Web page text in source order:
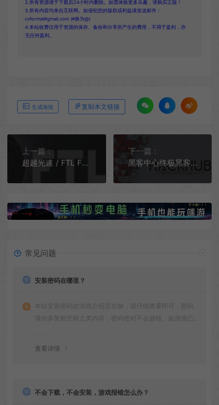
2.所有资源请于下载后24小时内删除。如需体验更多乐趣，请购买正版！
3.所有内容均来自互联网。如侵犯您的版权或利益请发送邮件：
cvformat#gmail.com (#换为@)
4.本站收费仅用于资源的保存、备份和分享所产生的费用，不用于盈利，亦
无任何盈利。
生成海报 复制本文链接
上一篇：
超越光速 / FTL Faster Than Light 类肉鸽太空船模拟游戏
下一篇：
黑客中心终极黑客模拟器 / HackHub Ultimate Hacker Simulator 网络模拟游戏
常见问题
安装密码在哪里？
本站安装密码在游戏介绍页右侧，请仔细查看即可，密码
请勿多复制空格之类内容，密码绝对不会放错。如游戏已
查看详情
不会下载，不会安装，游戏报错怎么办？